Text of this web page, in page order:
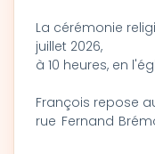
La cérémonie
juillet 2026,
à 10 heures, en
François repose
rue Fernand